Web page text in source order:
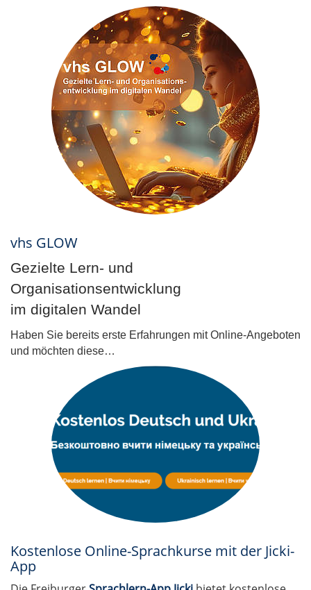
vhs GLOW
Gezielte Lern- und
Organisationsentwicklung
im digitalen Wandel
Haben Sie bereits erste Erfahrungen mit Online-Angeboten
und möchten diese…
Kostenlose Online-Sprachkurse mit der Jicki-
App